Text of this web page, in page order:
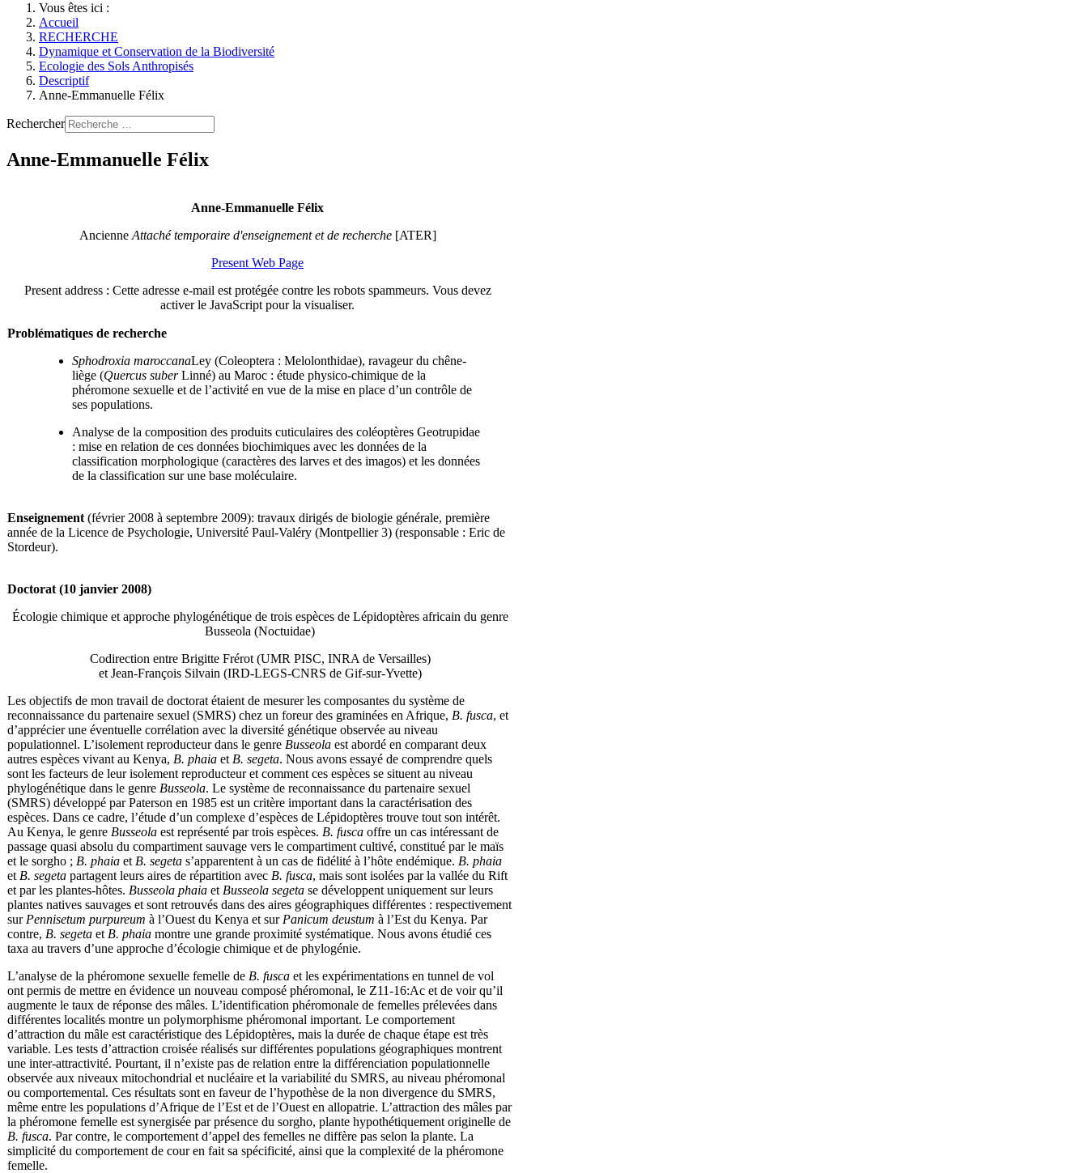
Vous êtes ici :
Accueil
RECHERCHE
Dynamique et Conservation de la Biodiversité
Ecologie des Sols Anthropisés
Descriptif
Anne-Emmanuelle Félix
Rechercher
Anne-Emmanuelle Félix
Anne-Emmanuelle Félix
Ancienne Attaché temporaire d'enseignement et de recherche[ATER]
Present Web Page
Present address : Cette adresse e-mail est protégée contre les robots spammeurs. Vous devez
activer le JavaScript pour la visualiser.
Problématiques de recherche
Sphodroxia maroccanaLey (Coleoptera : Melolonthidae), ravageur du chêne-
liège (Quercus suberLinné) au Maroc : étude physico-chimique de la
phéromone sexuelle et de l’activité en vue de la mise en place d’un contrôle de
ses populations.
Analyse de la composition des produits cuticulaires des coléoptères Geotrupidae
: mise en relation de ces données biochimiques avec les données de la
classification morphologique (caractères des larves et des imagos) et les données
de la classification sur une base moléculaire.
Enseignement (février 2008 à septembre 2009): travaux dirigés de biologie générale, première
année de la Licence de Psychologie, Université Paul-Valéry (Montpellier 3) (responsable : Eric de
Stordeur).
Doctorat (10 janvier 2008)
Écologie chimique et approche phylogénétique de trois espèces de Lépidoptères africain du genre
Busseola (Noctuidae)
Codirection entre Brigitte Frérot (UMR PISC, INRA de Versailles)
et Jean-François Silvain (IRD-LEGS-CNRS de Gif-sur-Yvette)
Les objectifs de mon travail de doctorat étaient de mesurer les composantes du système de
reconnaissance du partenaire sexuel (SMRS) chez un foreur des graminées en Afrique, B. fusca, et
d’apprécier une éventuelle corrélation avec la diversité génétique observée au niveau
populationnel. L’isolement reproducteur dans le genre Busseola est abordé en comparant deux
autres espèces vivant au Kenya, B. phaia et B. segeta. Nous avons essayé de comprendre quels
sont les facteurs de leur isolement reproducteur et comment ces espèces se situent au niveau
phylogénétique dans le genre Busseola. Le système de reconnaissance du partenaire sexuel
(SMRS) développé par Paterson en 1985 est un critère important dans la caractérisation des
espèces. Dans ce cadre, l’étude d’un complexe d’espèces de Lépidoptères trouve tout son intérêt.
Au Kenya, le genre Busseola est représenté par trois espèces. B. fusca offre un cas intéressant de
passage quasi absolu du compartiment sauvage vers le compartiment cultivé, constitué par le maïs
et le sorgho ; B. phaia et B. segeta s’apparentent à un cas de fidélité à l’hôte endémique. B. phaia
et B. segeta partagent leurs aires de répartition avec B. fusca, mais sont isolées par la vallée du Rift
et par les plantes-hôtes. Busseola phaia et Busseola segeta se développent uniquement sur leurs
plantes natives sauvages et sont retrouvés dans des aires géographiques différentes : respectivement
sur Pennisetum purpureum à l’Ouest du Kenya et sur Panicum deustum à l’Est du Kenya. Par
contre, B. segeta et B. phaia montre une grande proximité systématique. Nous avons étudié ces
taxa au travers d’une approche d’écologie chimique et de phylogénie.
L’analyse de la phéromone sexuelle femelle de B. fusca et les expérimentations en tunnel de vol
ont permis de mettre en évidence un nouveau composé phéromonal, le Z11-16:Ac et de voir qu’il
augmente le taux de réponse des mâles. L’identification phéromonale de femelles prélevées dans
différentes localités montre un polymorphisme phéromonal important. Le comportement
d’attraction du mâle est caractéristique des Lépidoptères, mais la durée de chaque étape est très
variable. Les tests d’attraction croisée réalisés sur différentes populations géographiques montrent
une inter-attractivité. Pourtant, il n’existe pas de relation entre la différenciation populationnelle
observée aux niveaux mitochondrial et nucléaire et la variabilité du SMRS, au niveau phéromonal
ou comportemental. Ces résultats sont en faveur de l’hypothèse de la non divergence du SMRS,
même entre les populations d’Afrique de l’Est et de l’Ouest en allopatrie. L’attraction des mâles par
la phéromone femelle est synergisée par présence du sorgho, plante hypothétiquement originelle de
B. fusca. Par contre, le comportement d’appel des femelles ne diffère pas selon la plante. La
simplicité du comportement de cour en fait sa spécificité, ainsi que la complexité de la phéromone
femelle.